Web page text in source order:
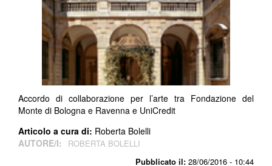
Pubblicato il: 28/06/2016 - 10:44
Accordo di collaborazione per l’arte tra Fondazione del
Monte di Bologna e Ravenna e UniCredit
Articolo a cura di: Roberta Bolelli
AUTORE/I:
ROBERTA BOLELLI